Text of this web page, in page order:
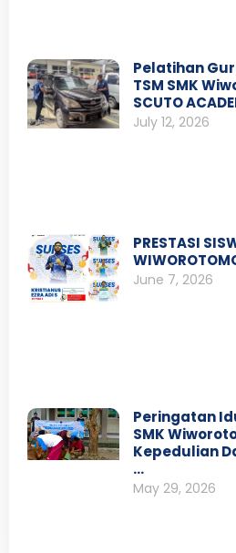
Pelatihan
TSM SMK
SCUTO
July 12, 2026
PRESTASI
June 7, 2026
Peringatan
SMK
Kepedulian
…
May 29, 2026